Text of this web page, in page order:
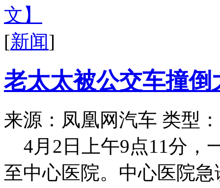
文】
[新闻]
老太太被公交车撞倒
来源：凤凰网汽车 类型
4月2日上午9点11分，
至中心医院。中心医院